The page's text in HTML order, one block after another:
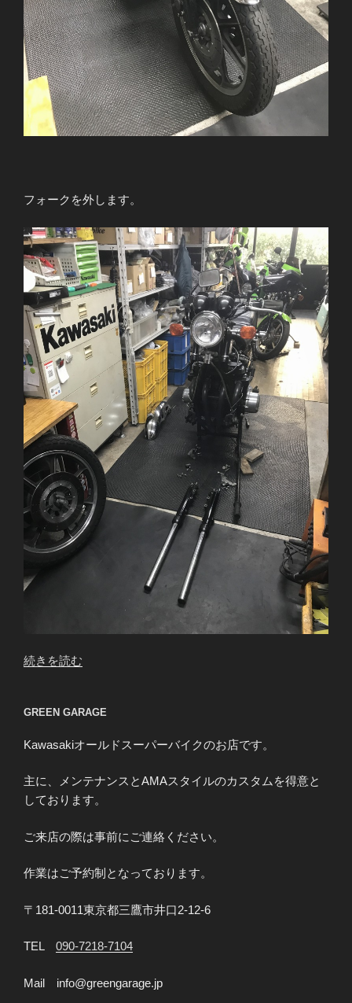
フォークを外します。
“Z1000Mk2
サ
ン
シ
ン
更
の
続きを読む
GREEN GARAGE
Kawasakiオールドスーパーバイクのお店です。
主に、メンテナンスとAMAスタイルのカスタムを得意と
しております。
ご来店の際は事前にご連絡ください。
作業はご予約制となっております。
〒181-0011東京都三鷹市井口2-12-6
TEL 090-7218-7104
Mail info@greengarage.jp